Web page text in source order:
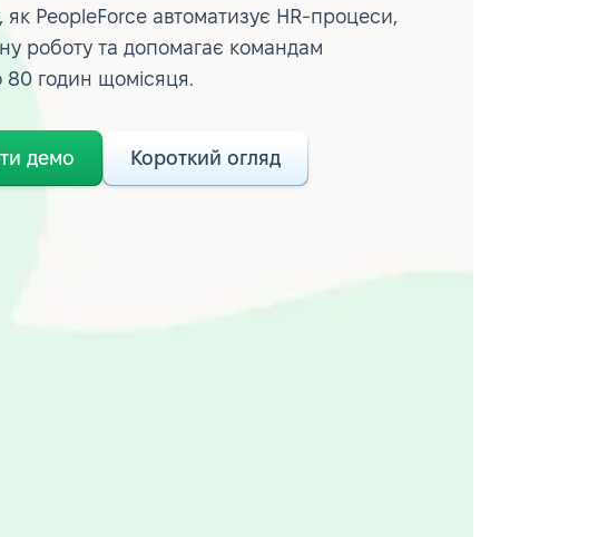
PeopleForce автоматизує HR-процеси,
роботу та допомагає командам
80 годин щомісяця.
демо Короткий огляд